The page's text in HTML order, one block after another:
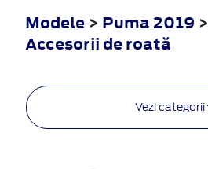
Modele > Puma 2019 >
Accesorii de roată
Vezi categorii